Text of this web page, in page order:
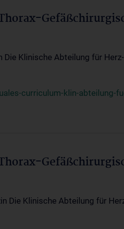
Klinische Abteilung für
curriculum-klin-abteilung-
Klinische Abteilung für